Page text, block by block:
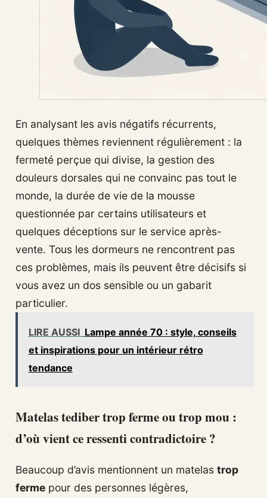
En analysant les avis négatifs récurrents,
quelques thèmes reviennent régulièrement : la
fermeté perçue qui divise, la gestion des
douleurs dorsales qui ne convainc pas tout le
monde, la durée de vie de la mousse
questionnée par certains utilisateurs et
quelques déceptions sur le service après-
vente. Tous les dormeurs ne rencontrent pas
ces problèmes, mais ils peuvent être décisifs si
vous avez un dos sensible ou un gabarit
particulier.
LIRE AUSSI Lampe année 70 : style, conseils
et inspirations pour un intérieur rétro
tendance
Matelas tediber trop ferme ou trop mou :
d’où vient ce ressenti contradictoire ?
Beaucoup d’avis mentionnent un matelas trop
ferme pour des personnes légères,